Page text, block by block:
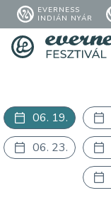
EVERNESS
INDIÁN NYÁR
06. 19.
06. 23.